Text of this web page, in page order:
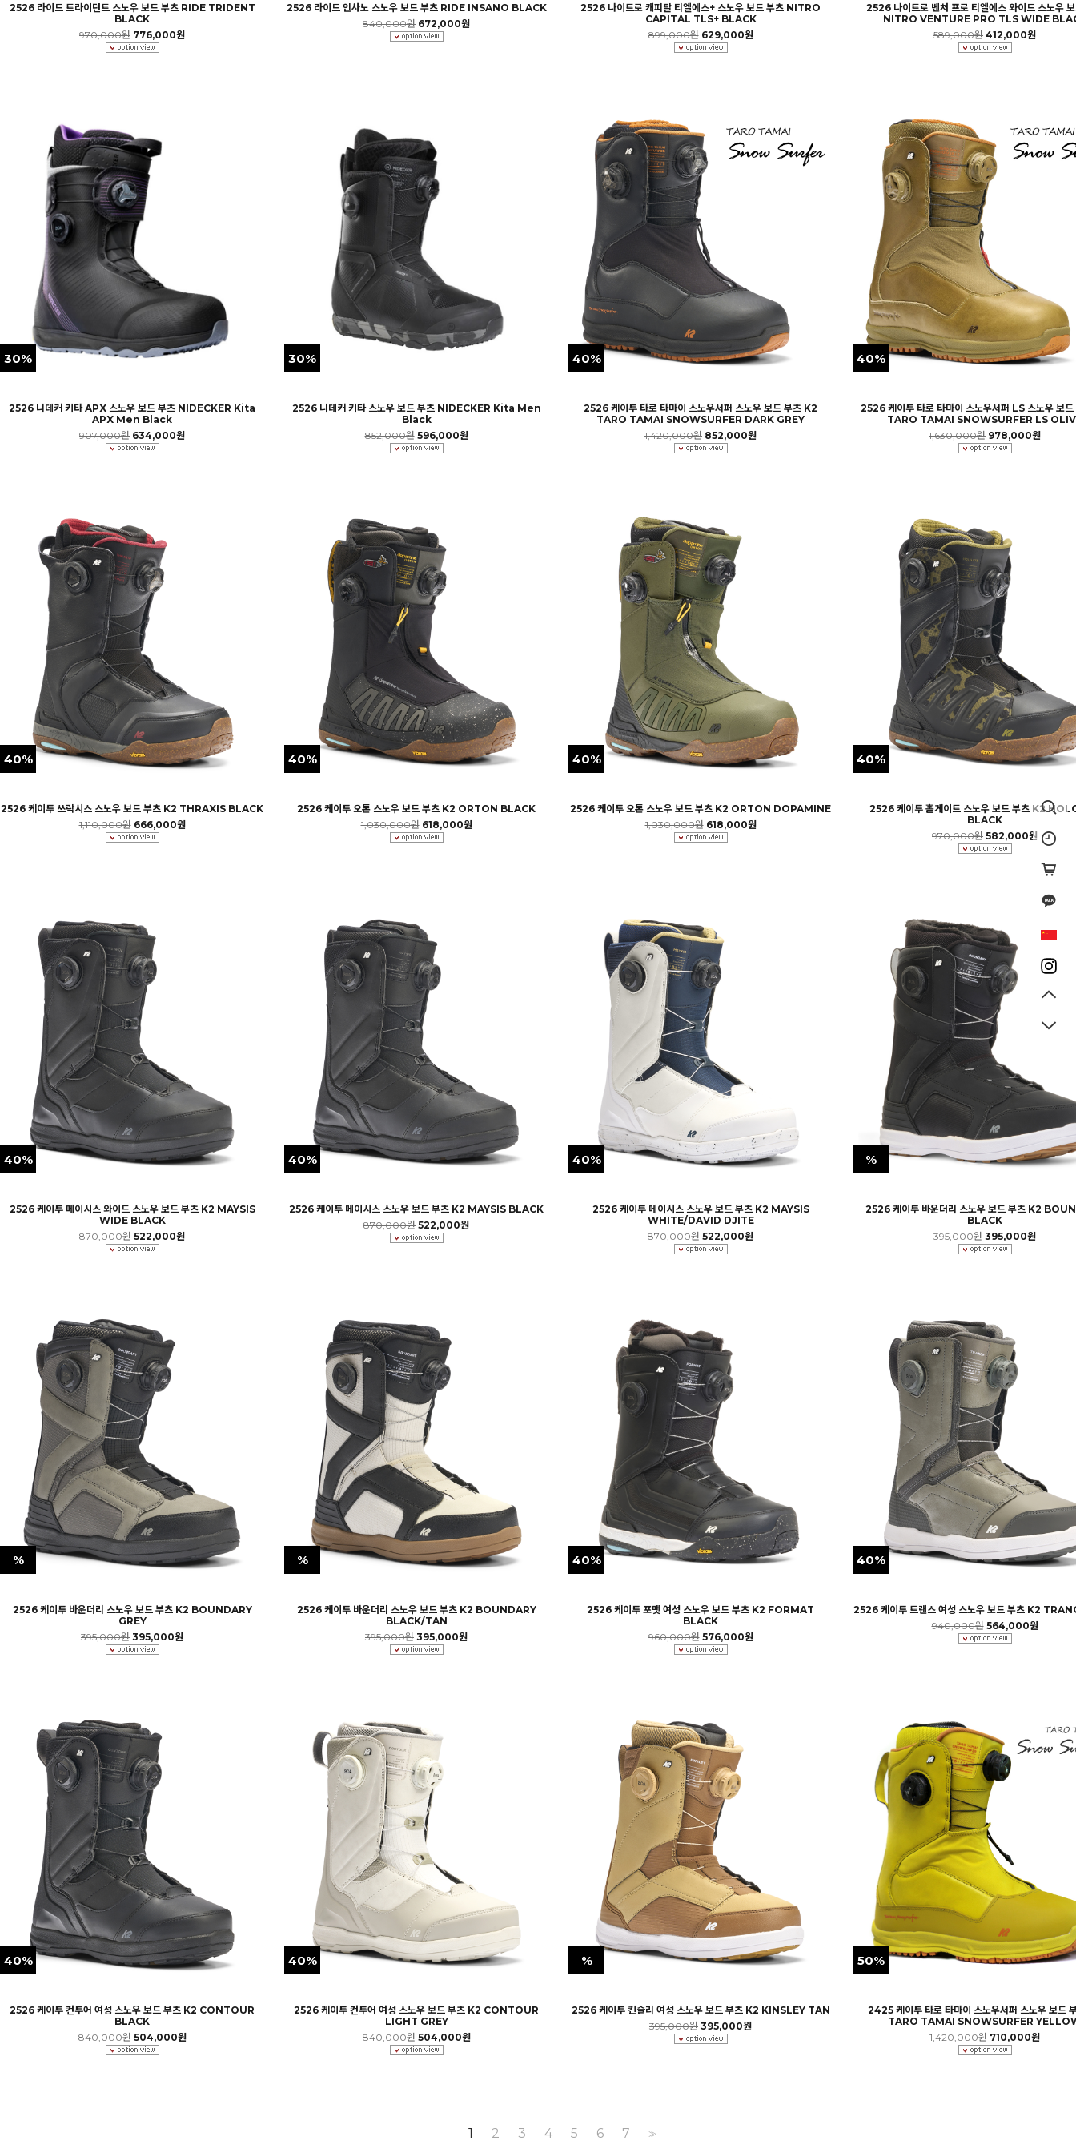
2526 라이드 트라이던트 스노우 보드 부츠 RIDE TRIDENT
BLACK
970,000원 776,000원
2526 라이드 인사노 스노우 보드 부츠 RIDE INSANO BLACK
840,000원 672,000원
2526 나이트로 캐피탈 티엘에스+ 스노우 보드 부츠 NITRO
CAPITAL TLS+ BLACK
899,000원 629,000원
2526 나이트로 벤처 프로 티엘에스 와이드 스노우
NITRO VENTURE PRO TLS WIDE
589,000원 412,000원
30%
2526 니데커 키타 APX 스노우 보드 부츠 NIDECKER Kita
APX Men Black
907,000원 634,000원
30%
2526 니데커 키타 스노우 보드 부츠 NIDECKER Kita Men
Black
852,000원 596,000원
40%
2526 케이투 타로 타마이 스노우서퍼 스노우 보드 부츠 K2
TARO TAMAI SNOWSURFER DARK GREY
1,420,000원 852,000원
40%
2526 케이투 타로 타마이 스노우서퍼 LS 스노우 보
TARO TAMAI SNOWSURFER LS
1,630,000원 978,000원
40%
2526 케이투 쓰락시스 스노우 보드 부츠 K2 THRAXIS BLACK
1,110,000원 666,000원
40%
2526 케이투 오톤 스노우 보드 부츠 K2 ORTON BLACK
1,030,000원 618,000원
40%
2526 케이투 오톤 스노우 보드 부츠 K2 ORTON DOPAMINE
1,030,000원 618,000원
40%
2526 케이투 홀게이트 스노우 보드 부츠 K2
BLACK
970,000원 582,000원
40%
2526 케이투 메이시스 와이드 스노우 보드 부츠 K2 MAYSIS
WIDE BLACK
870,000원 522,000원
40%
2526 케이투 메이시스 스노우 보드 부츠 K2 MAYSIS BLACK
870,000원 522,000원
40%
2526 케이투 메이시스 스노우 보드 부츠 K2 MAYSIS
WHITE/DAVID DJITE
870,000원 522,000원
%
2526 케이투 바운더리 스노우 보드 부츠 K2
BLACK
395,000원 395,000원
%
2526 케이투 바운더리 스노우 보드 부츠 K2 BOUNDARY
GREY
395,000원 395,000원
%
2526 케이투 바운더리 스노우 보드 부츠 K2 BOUNDARY
BLACK/TAN
395,000원 395,000원
40%
2526 케이투 포맷 여성 스노우 보드 부츠 K2 FORMAT
BLACK
960,000원 576,000원
40%
2526 케이투 트랜스 여성 스노우 보드 부츠 K2
940,000원 564,000원
40%
2526 케이투 컨투어 여성 스노우 보드 부츠 K2 CONTOUR
BLACK
840,000원 504,000원
40%
2526 케이투 컨투어 여성 스노우 보드 부츠 K2 CONTOUR
LIGHT GREY
840,000원 504,000원
%
2526 케이투 킨슬리 여성 스노우 보드 부츠 K2 KINSLEY TAN
395,000원 395,000원
50%
2425 케이투 타로 타마이 스노우서퍼 스노우 보드
TARO TAMAI SNOWSURFER
1,420,000원 710,000원
1 2 3 4 5 6 7 >>